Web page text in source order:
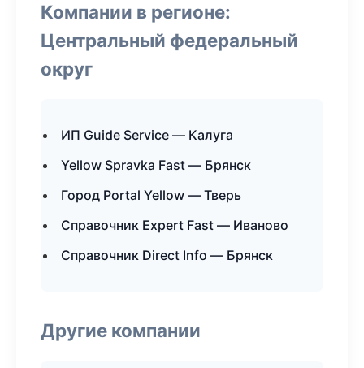
Компании в регионе:
Центральный федеральный
округ
ИП Guide Service — Калуга
Yellow Spravka Fast — Брянск
Город Portal Yellow — Тверь
Справочник Expert Fast — Иваново
Справочник Direct Info — Брянск
Другие компании